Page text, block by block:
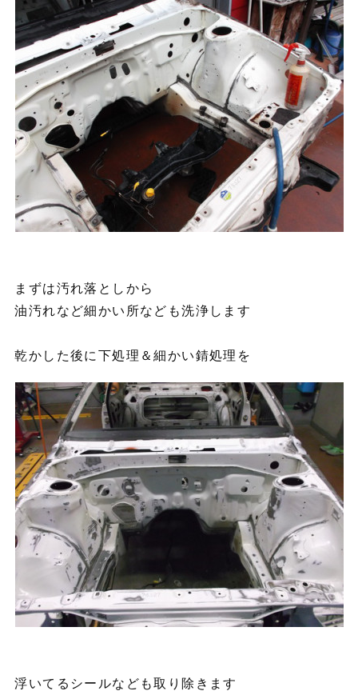
まずは汚れ落としから
油汚れなど細かい所なども洗浄します
乾かした後に下処理＆細かい錆処理を
浮いてるシールなども取り除きます